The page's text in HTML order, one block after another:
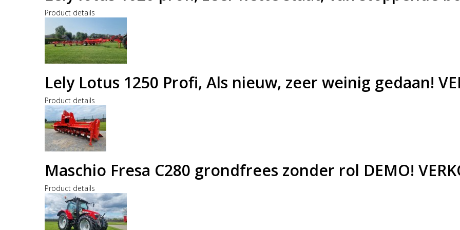
Product details
Lely Lotus 1250 Profi, Als nieuw, zeer weinig gedaan!
Product details
Maschio Fresa C280 grondfrees zonder rol DEMO!
Product details